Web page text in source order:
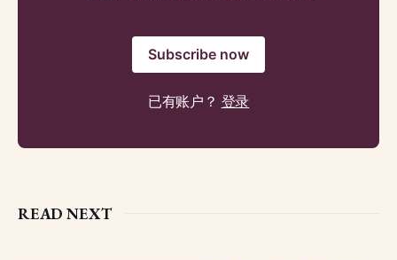
Subscribe now
已有账户？ 登录
READ NEXT